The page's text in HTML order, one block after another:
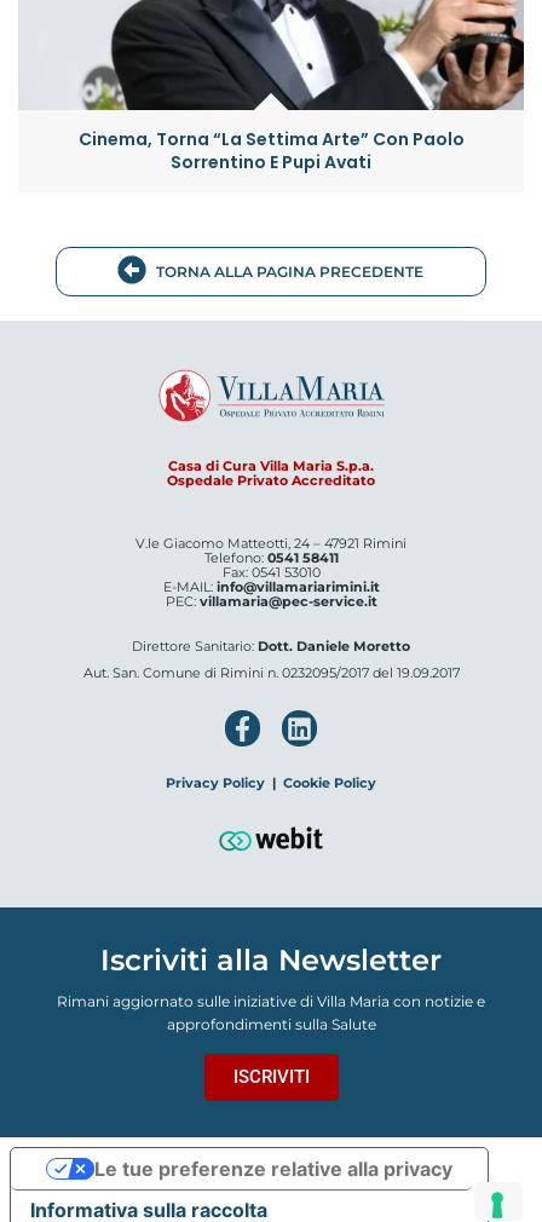
Cinema, Torna “La Settima Arte” Con Paolo
Sorrentino E Pupi Avati
TORNA ALLA PAGINA PRECEDENTE
Casa di Cura Villa Maria S.p.a.
Ospedale Privato Accreditato
V.le Giacomo Matteotti, 24 – 47921 Rimini
Telefono: 0541 58411
Fax: 0541 53010
E-MAIL: info@villamariarimini.it
PEC: villamaria@pec-service.it
Direttore Sanitario: Dott. Daniele Moretto
Aut. San. Comune di Rimini n. 0232095/2017 del 19.09.2017
Privacy Policy | Cookie Policy
Iscriviti alla Newsletter
Rimani aggiornato sulle iniziative di Villa Maria con notizie e
approfondimenti sulla Salute
ISCRIVITI
Informativa sulla raccolta
Le tue preferenze relative alla privacy